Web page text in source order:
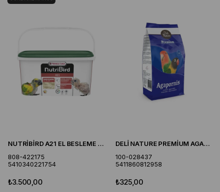
NUTRİBİRD A21 EL BESLEME MAMASI 3 KG
808-422175
5410340221754
₺3.500,00
DELİ NATURE PREMİUM AGAPORNİS LOVEBİRDS PAREKET YEMİ 1100GR
100-028437
5411860812958
₺325,00